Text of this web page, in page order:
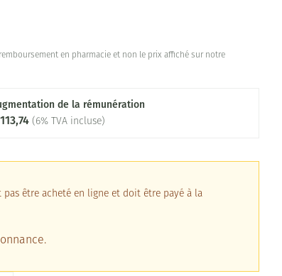
en pharmacie et non le prix affiché sur notre
de la rémunération
(6% TVA incluse)
être acheté en ligne et doit être payé à la